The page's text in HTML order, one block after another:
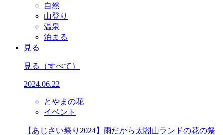
自然
山登り
温泉
泊まる
見る
見る （すべて）
2024.06.22
とやまの花
イベント
【あじさい祭り2024】雨だから太閤山ランドの花の祭